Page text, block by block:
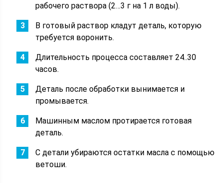
рабочего раствора (2…3 г на 1 л воды).
В готовый раствор кладут деталь, которую
требуется воронить.
Длительность процесса составляет 24..30
часов.
Деталь после обработки вынимается и
промывается.
Машинным маслом протирается готовая
деталь.
С детали убираются остатки масла с помощью
ветоши.